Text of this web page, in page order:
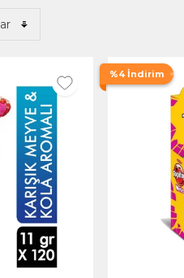
%4 İndirim